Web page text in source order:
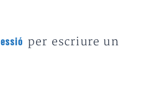
per escriure un